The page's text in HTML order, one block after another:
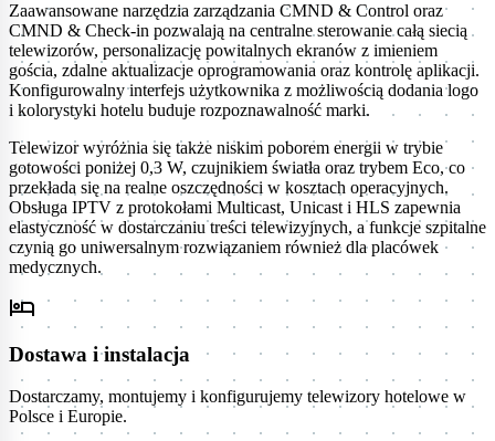
Zaawansowane narzędzia zarządzania CMND & Control oraz
CMND & Check-in pozwalają na centralne sterowanie całą siecią
telewizorów, personalizację powitalnych ekranów z imieniem
gościa, zdalne aktualizacje oprogramowania oraz kontrolę aplikacji.
Konfigurowalny interfejs użytkownika z możliwością dodania logo
i kolorystyki hotelu buduje rozpoznawalność marki.
Telewizor wyróżnia się także niskim poborem energii w trybie
gotowości poniżej 0,3 W, czujnikiem światła oraz trybem Eco, co
przekłada się na realne oszczędności w kosztach operacyjnych.
Obsługa IPTV z protokołami Multicast, Unicast i HLS zapewnia
elastyczność w dostarczaniu treści telewizyjnych, a funkcje szpitalne
czynią go uniwersalnym rozwiązaniem również dla placówek
medycznych.
hotel
Dostawa i instalacja
Dostarczamy, montujemy i konfigurujemy telewizory hotelowe w
Polsce i Europie.